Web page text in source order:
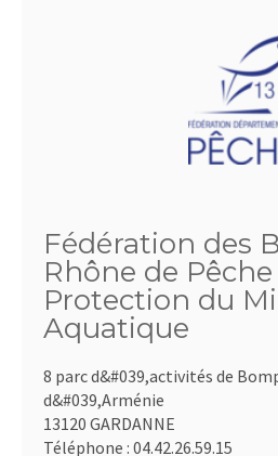
Fédération des
Rhône de
Protection du
Aquatique
8 parc d&#039,activités de
d&#039,Arménie
13120 GARDANNE
Téléphone : 04.42.26.59.15